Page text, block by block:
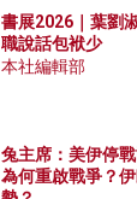
書展2026｜葉劉
職說話包袱少
本社編輯部
兔主席：美伊停
為何重啟戰爭？